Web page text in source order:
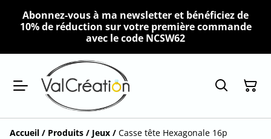
Abonnez-vous à ma newsletter et bénéficiez de
10% de réduction sur votre première commande
avec le code NCSW62
Accueil / Produits / Jeux / Casse tête Hexagonale 16p